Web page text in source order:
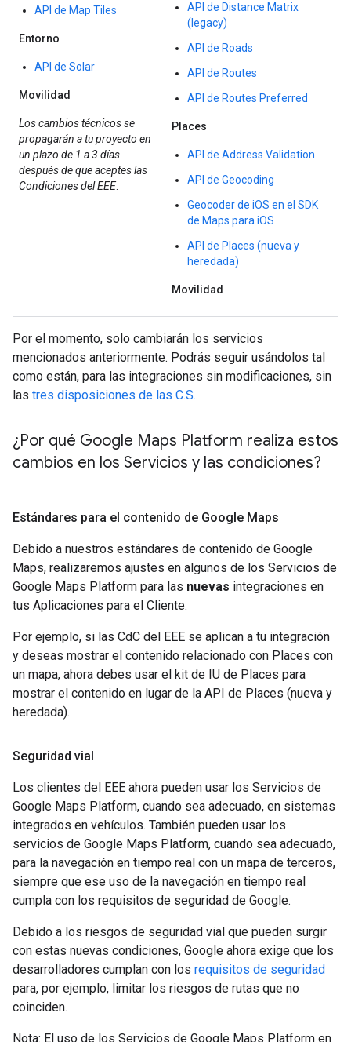
API de Map Tiles
Entorno
API de Solar
Movilidad
Los cambios técnicos se
propagarán a tu proyecto en
un plazo de 1 a 3 días
después de que aceptes las
Condiciones del EEE.
API de Distance Matrix
(legacy)
API de Roads
API de Routes
API de Routes Preferred
Places
API de Address Validation
API de Geocoding
Geocoder de iOS en el SDK
de Maps para iOS
API de Places (nueva y
heredada)
Movilidad
Por el momento, solo cambiarán los servicios
mencionados anteriormente. Podrás seguir usándolos tal
como están, para las integraciones sin modificaciones, sin
las tres disposiciones de las C.S..
¿Por qué Google Maps Platform realiza estos
cambios en los Servicios y las condiciones?
Estándares para el contenido de Google Maps
Debido a nuestros estándares de contenido de Google
Maps, realizaremos ajustes en algunos de los Servicios de
Google Maps Platform para las nuevas integraciones en
tus Aplicaciones para el Cliente.
Por ejemplo, si las CdC del EEE se aplican a tu integración
y deseas mostrar el contenido relacionado con Places con
un mapa, ahora debes usar el kit de IU de Places para
mostrar el contenido en lugar de la API de Places (nueva y
heredada).
Seguridad vial
Los clientes del EEE ahora pueden usar los Servicios de
Google Maps Platform, cuando sea adecuado, en sistemas
integrados en vehículos. También pueden usar los
servicios de Google Maps Platform, cuando sea adecuado,
para la navegación en tiempo real con un mapa de terceros,
siempre que ese uso de la navegación en tiempo real
cumpla con los requisitos de seguridad de Google.
Debido a los riesgos de seguridad vial que pueden surgir
con estas nuevas condiciones, Google ahora exige que los
desarrolladores cumplan con los requisitos de seguridad
para, por ejemplo, limitar los riesgos de rutas que no
coinciden.
Nota: El uso de los Servicios de Google Maps Platform en